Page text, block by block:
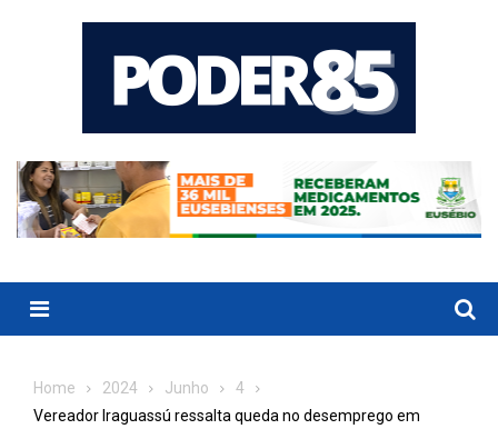
Menu
Home 2024 Junho
4
Vereador Iraguassú ressalta queda no desemprego em